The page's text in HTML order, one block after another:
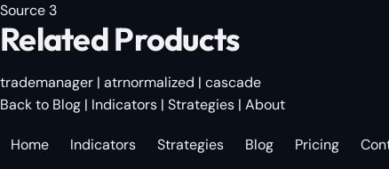
Source 3
Related Products
trademanager | atrnormalized | cascade
Back to Blog | Indicators | Strategies | About
Home Indicators Strategies Blog Pricing